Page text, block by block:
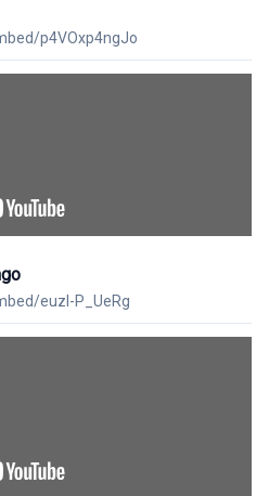
p4VOxp4ngJo
euzI-P_UeRg